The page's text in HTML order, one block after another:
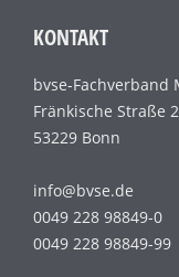
KONTAKT
bvse-Fachverband
Fränkische Straße 2
53229 Bonn
info@bvse.de
0049 228 98849-0
0049 228 98849-99